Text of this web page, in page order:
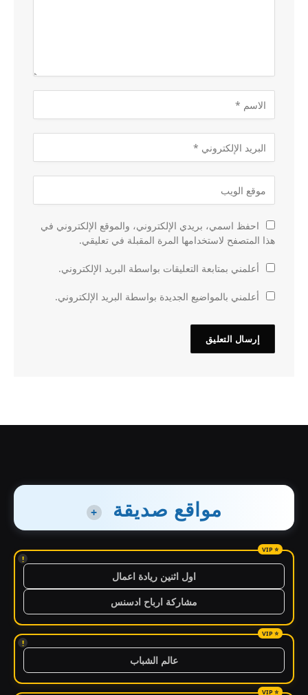
احفظ اسمي، بريدي الإلكتروني، والموقع الإلكتروني في
هذا المتصفح لاستخدامها المرة المقبلة في تعليقي.
أعلمني بمتابعة التعليقات بواسطة البريد الإلكتروني.
أعلمني بالمواضيع الجديدة بواسطة البريد الإلكتروني.
مواقع صديقة +
!
اول اثنين ريادة اعمال
مشاركة ارباح ادسنس
!
عالم الشباب